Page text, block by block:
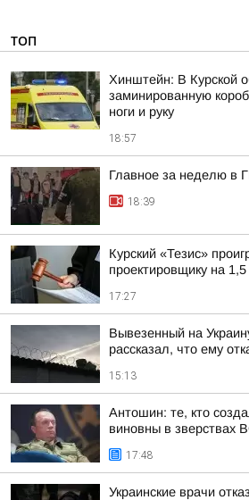
ТОП
Хинштейн: В Курской
заминированную
ноги и руку
18:57
Главное за неделю в
18:39
Курский «Тезис»
проектировщику на
17:27
Вывезенный на
рассказал, что ему
15:13
Антошин: те, кто
виновны в зверствах
17:48
Украинские врачи